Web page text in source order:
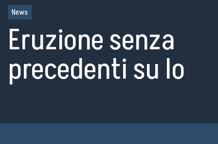
News
Eruzione senza
precedenti su Io